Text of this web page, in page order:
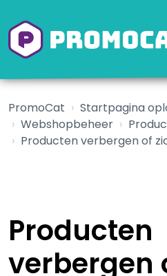
PromoCat
Startpagina
Webshopbeheer
Producten verbergen of
Producten
verbergen